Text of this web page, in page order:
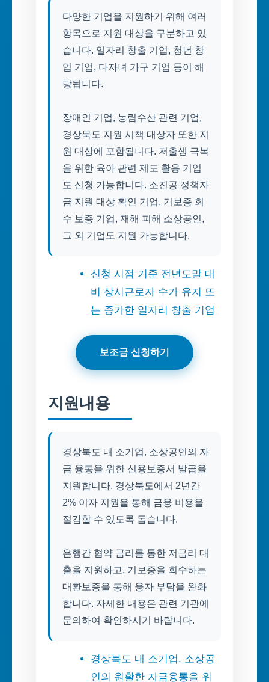
다양한 기업을 지원하기 위해 여러
항목으로 지원 대상을 구분하고 있
습니다. 일자리 창출 기업, 청년 창
업 기업, 다자녀 가구 기업 등이 해
당됩니다.
장애인 기업, 농림수산 관련 기업,
경상북도 지원 시책 대상자 또한 지
원 대상에 포함됩니다. 저출생 극복
을 위한 육아 관련 제도 활용 기업
도 신청 가능합니다. 소진공 정책자
금 지원 대상 확인 기업, 기보증 회
수 보증 기업, 재해 피해 소상공인,
그 외 기업도 지원 가능합니다.
신청 시점 기준 전년도말 대
비 상시근로자 수가 유지 또
는 증가한 일자리 창출 기업
보조금 신청하기
지원내용
경상북도 내 소기업, 소상공인의 자
금 융통을 위한 신용보증서 발급을
지원합니다. 경상북도에서 2년간
2% 이자 지원을 통해 금융 비용을
절감할 수 있도록 돕습니다.
은행간 협약 금리를 통한 저금리 대
출을 지원하고, 기보증을 회수하는
대환보증을 통해 융자 부담을 완화
합니다. 자세한 내용은 관련 기관에
문의하여 확인하시기 바랍니다.
경상북도 내 소기업, 소상공
인의 원활한 자금융통을 위